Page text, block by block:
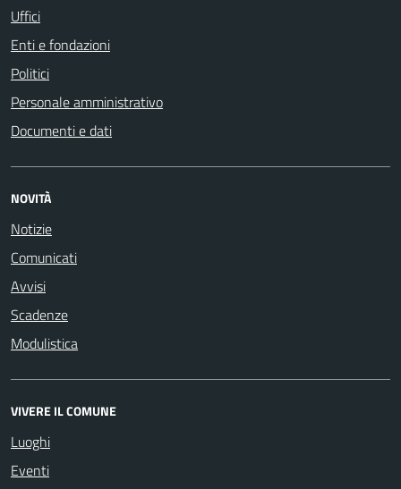
Uffici
Enti e fondazioni
Politici
Personale amministrativo
Documenti e dati
NOVITÀ
Notizie
Comunicati
Avvisi
Scadenze
Modulistica
VIVERE IL COMUNE
Luoghi
Eventi